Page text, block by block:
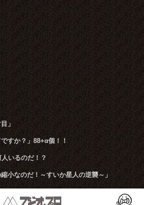
」
すか？」88+α個！！
いるのだ！？
小なのだ！～すいか星人の逆襲～」